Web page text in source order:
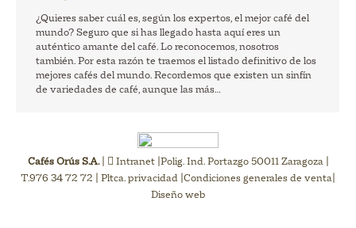
¿Quieres saber cuál es, según los expertos, el mejor café del
mundo? Seguro que si has llegado hasta aquí eres un
auténtico amante del café. Lo reconocemos, nosotros
también. Por esta razón te traemos el listado definitivo de los
mejores cafés del mundo. Recordemos que existen un sinfín
de variedades de café, aunque las más…
Cafés Orús S.A.| Intranet|Polig. Ind. Portazgo 50011 Zaragoza |
T.976 34 72 72 | Pltca. privacidad |Condiciones generales de venta|
Diseño web